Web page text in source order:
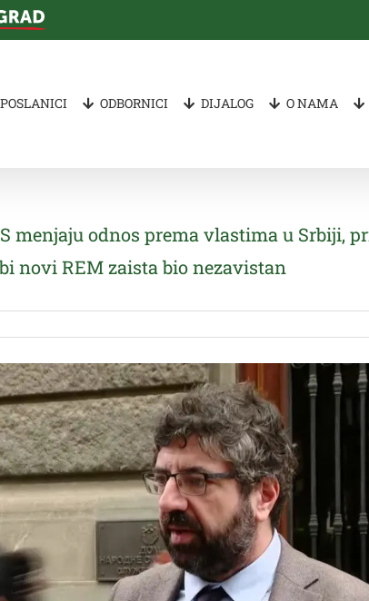
POSLANICI ODBORNICI DIJALOG O NAMA
menjaju odnos prema vlastima u Srbiji,
novi REM zaista bio nezavistan